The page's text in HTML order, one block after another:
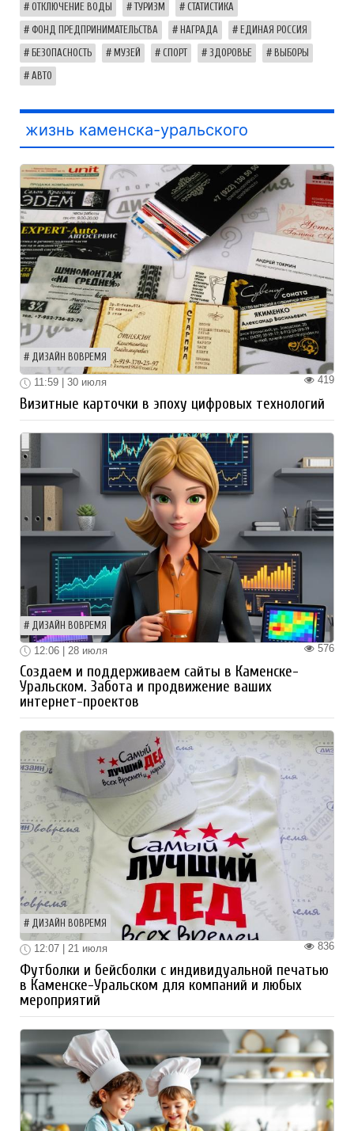
ОТКЛЮЧЕНИЕ ВОДЫ ТУРИЗМ СТАТИСТИКА
ФОНД ПРЕДПРИНИМАТЕЛЬСТВА НАГРАДА ЕДИНАЯ РОССИЯ
БЕЗОПАСНОСТЬ МУЗЕЙ СПОРТ ЗДОРОВЬЕ ВЫБОРЫ
АВТО
жизнь каменска-уральского
ДИЗАЙН ВОВРЕМЯ
419
11:59 | 30 июля
Визитные карточки в эпоху цифровых технологий
ДИЗАЙН ВОВРЕМЯ
576
12:06 | 28 июля
Создаем и поддерживаем сайты в Каменске-
Уральском. Забота и продвижение ваших
интернет-проектов
ДИЗАЙН ВОВРЕМЯ
836
12:07 | 21 июля
Футболки и бейсболки с индивидуальной печатью
в Каменске-Уральском для компаний и любых
мероприятий